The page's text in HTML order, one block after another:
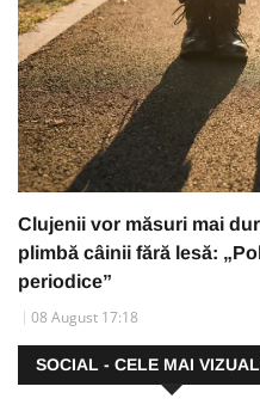
Clujenii vor măsuri mai
plimbă câinii fără lesă:
periodice”
08 August 17:18
SOCIAL - CELE MAI